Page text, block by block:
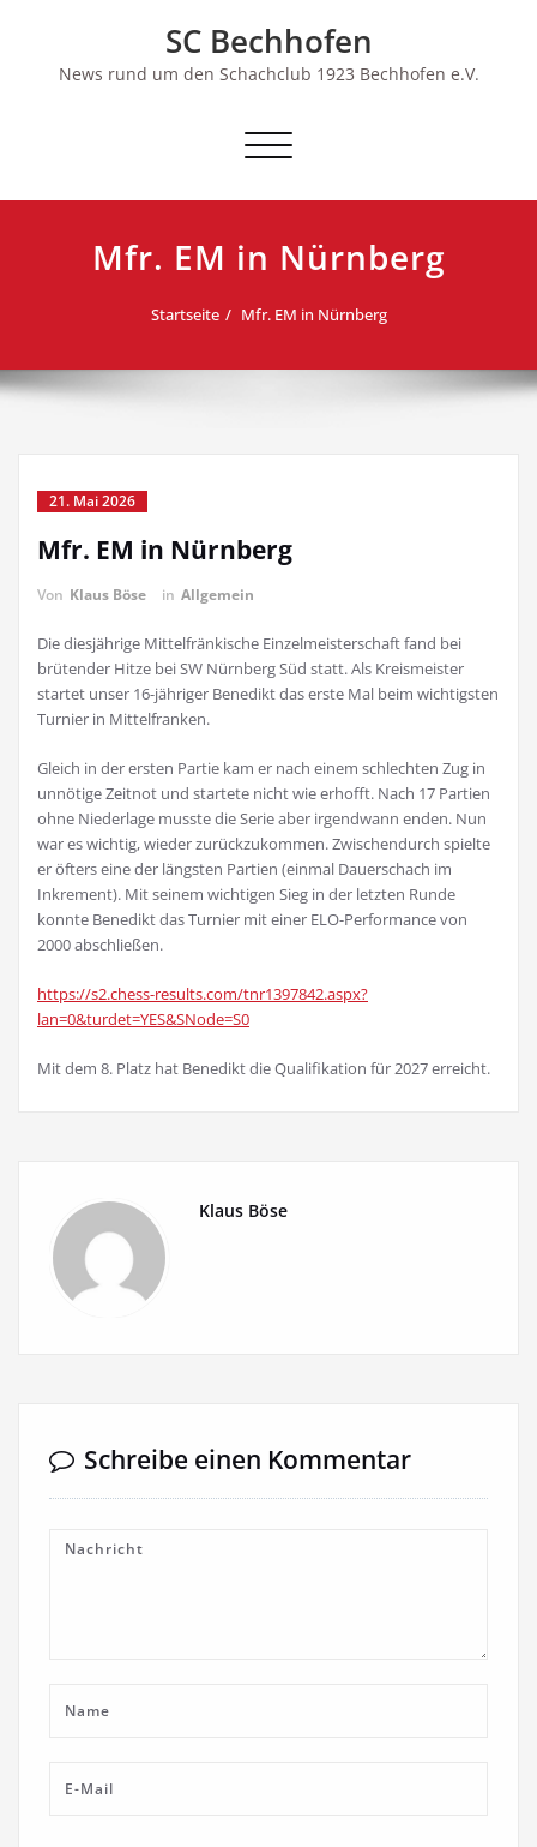
SC Bechhofen
News rund um den Schachclub 1923 Bechhofen e.V.
Schalte
Mfr. EM in Nürnberg
Startseite Mfr. EM in Nürnberg
21. Mai 2026
Mfr. EM in Nürnberg
Von Klaus Böse in Allgemein
Die diesjährige Mittelfränkische Einzelmeisterschaft fand bei
brütender Hitze bei SW Nürnberg Süd statt. Als Kreismeister
startet unser 16-jähriger Benedikt das erste Mal beim wichtigsten
Turnier in Mittelfranken.
Gleich in der ersten Partie kam er nach einem schlechten Zug in
unnötige Zeitnot und startete nicht wie erhofft. Nach 17 Partien
ohne Niederlage musste die Serie aber irgendwann enden. Nun
war es wichtig, wieder zurückzukommen. Zwischendurch spielte
er öfters eine der längsten Partien (einmal Dauerschach im
Inkrement). Mit seinem wichtigen Sieg in der letzten Runde
konnte Benedikt das Turnier mit einer ELO-Performance von
2000 abschließen.
https://s2.chess-results.com/tnr1397842.aspx?
lan=0&turdet=YES&SNode=S0
Mit dem 8. Platz hat Benedikt die Qualifikation für 2027 erreicht.
Klaus Böse
Schreibe einen Kommentar